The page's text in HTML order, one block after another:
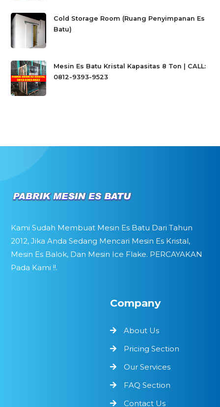
Cold Storage Room (Ruang Penyimpanan Es
Batu)
Mesin Es Batu Kristal Kapasitas 8 Ton | CALL:
0812-9393-9523
Kami Sudah Membuat Mesin Es Batu Dari Tahun
2012, Jika Anda Sedang Mencari Mesin Es Kristal,
Mesin Es Balok, Dan Mesin Ice Flake. PERCAYAKAN
Pada Kami !!.
Company
About Us
Pricing Section
Our Services
FAQ Section
Contact Us